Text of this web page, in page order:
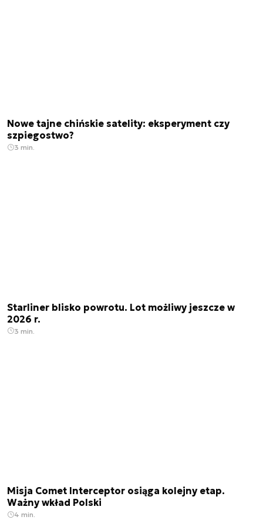
Nowe tajne chińskie satelity: eksperyment czy
szpiegostwo?
3 min.
Starliner blisko powrotu. Lot możliwy jeszcze w
2026 r.
3 min.
Misja Comet Interceptor osiąga kolejny etap.
Ważny wkład Polski
4 min.